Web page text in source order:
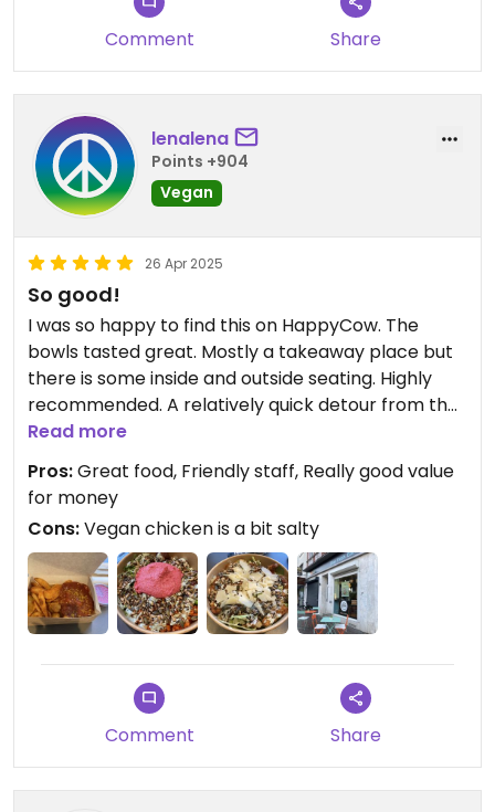
Comment Share
lenalena
Points +904
Vegan
26 Apr 2025
So good!
I was so happy to find this on HappyCow. The
bowls tasted great. Mostly a takeaway place but
there is some inside and outside seating. Highly
recommended. A relatively quick detour from the
highway too.
Updated from previous review on 2025-01-25
Read more
Pros:Great food, Friendly staff, Really good value
for money
Cons:Vegan chicken is a bit salty
Comment Share